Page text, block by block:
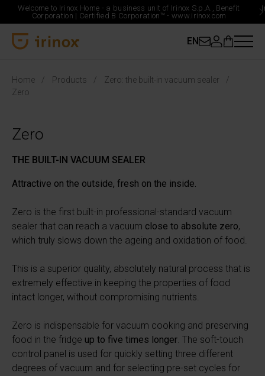
Welcome to Irinox Home - a business unit of Irinox S.p.A., Benefit
Corporation | Certified B Corporation™ - www.irinox.com
EN
Home Products
Zero: the built-in vacuum sealer
Zero
Zero
THE BUILT-IN VACUUM SEALER
Attractive on the outside, fresh on the inside.
Zero is the first built-in professional-standard vacuum
sealer that can reach a vacuum close to absolute zero,
which truly slows down the ageing and oxidation of food.
This is a superior quality, absolutely natural process that is
extremely effective in keeping the properties of food
intact longer, without compromising nutrients.
Zero is indispensable for vacuum cooking and preserving
food in the fridge up to five times longer. The soft-touch
control panel is used for quickly setting three different
degrees of vacuum and for selecting pre-set cycles for